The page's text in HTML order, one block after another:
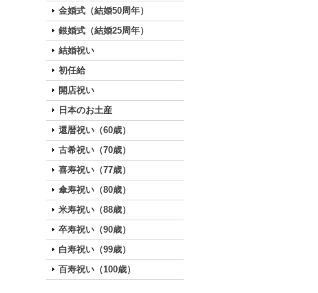
金婚式（結婚50周年）
銀婚式（結婚25周年）
結婚祝い
初任給
開店祝い
日本のお土産
還暦祝い（60歳）
古希祝い（70歳）
喜寿祝い（77歳）
傘寿祝い（80歳）
米寿祝い（88歳）
卒寿祝い（90歳）
白寿祝い（99歳）
百寿祝い（100歳）